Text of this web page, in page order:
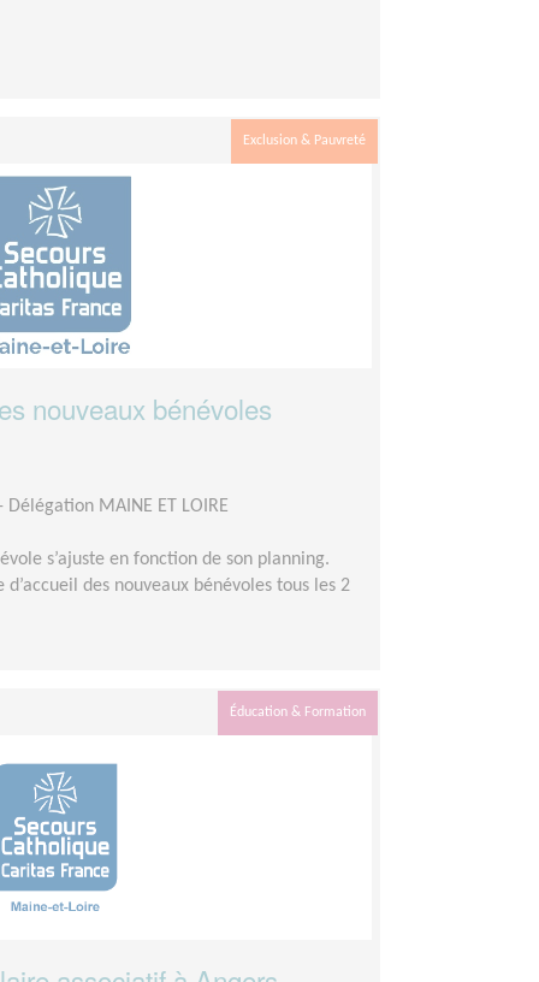
Exclusion & Pauvreté
nouveaux bénévoles
MAINE ET LOIRE
s’ajuste en fonction de son planning.
des nouveaux bénévoles tous les 2
Éducation & Formation